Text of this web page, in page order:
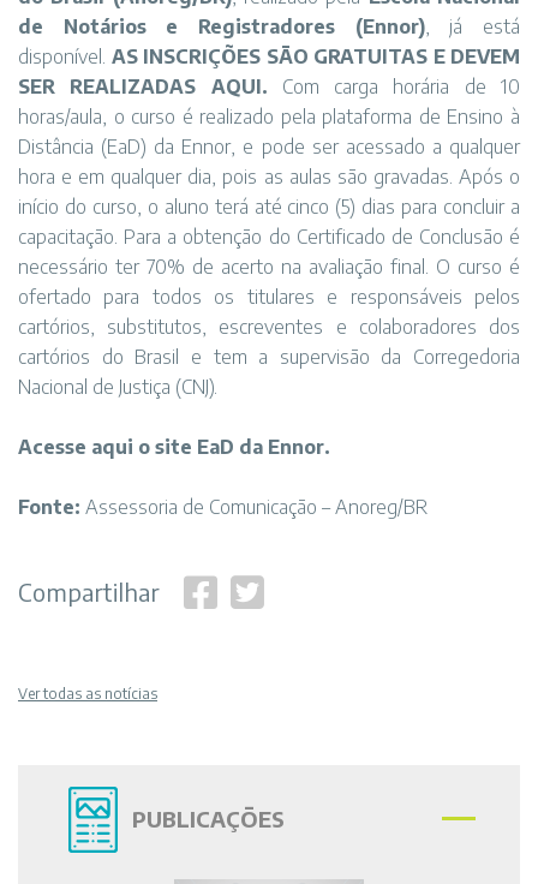
de Notários e Registradores (Ennor), já está
disponível. AS INSCRIÇÕES SÃO GRATUITAS E DEVEM
SER REALIZADAS AQUI. Com carga horária de 10
horas/aula, o curso é realizado pela plataforma de Ensino à
Distância (EaD) da Ennor, e pode ser acessado a qualquer
hora e em qualquer dia, pois as aulas são gravadas. Após o
início do curso, o aluno terá até cinco (5) dias para concluir a
capacitação. Para a obtenção do Certificado de Conclusão é
necessário ter 70% de acerto na avaliação final. O curso é
ofertado para todos os titulares e responsáveis pelos
cartórios, substitutos, escreventes e colaboradores dos
cartórios do Brasil e tem a supervisão da Corregedoria
Nacional de Justiça (CNJ).
Acesse aqui o site EaD da Ennor.
Fonte: Assessoria de Comunicação – Anoreg/BR
Compartilhar
Ver todas as notícias
PUBLICAÇÕES